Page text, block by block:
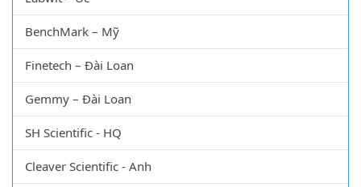
BenchMark – Mỹ
Finetech – Đài Loan
Gemmy – Đài Loan
SH Scientific - HQ
Cleaver Scientific - Anh